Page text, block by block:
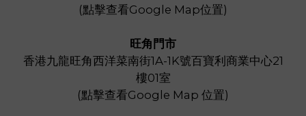
(點擊查看Google Map位置)
旺角門市
香港九龍旺角西洋菜南街1A-1K號百寶利商業中心21
樓01室
(點擊查看Google Map 位置)